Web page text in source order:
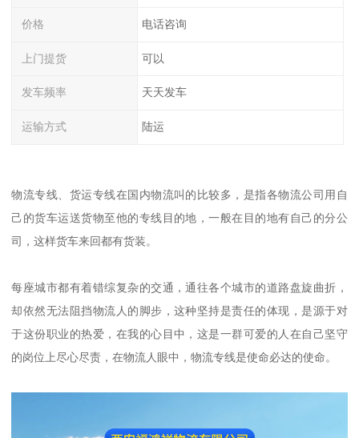
价格 电话咨询
上门提货 可以
发车频率 天天发车
运输方式 陆运
物流专线、货运专线在国内物流叫的比较多，是指各物流公司用自
己的货车运送货物至他的专线目的地，一般在目的地有自己的分公
司，这样货车来回都有货装。
每座城市都有着错综复杂的交通，通往各个城市的道路盘旋曲折，
却依然无法阻挡物流人的脚步，这种坚持是责任的体现，是源于对
于这份职业的热爱，在我的心目中，这是一群可爱的人在自己坚守
的岗位上尽心尽责，在物流人眼中，物流专线是使命必达的使命。